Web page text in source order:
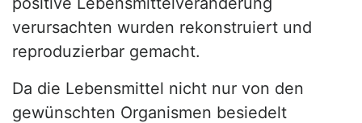
verursachten wurden rekonstruiert und
reproduzierbar gemacht.
Da die Lebensmittel nicht nur von den
gewünschten Organismen besiedelt